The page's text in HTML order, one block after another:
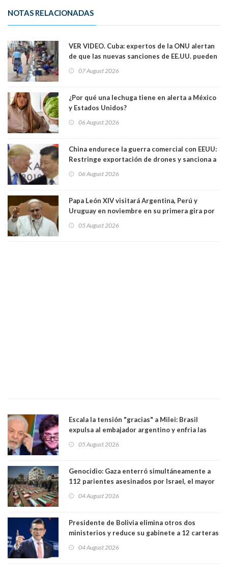
NOTAS RELACIONADAS
VER VIDEO. Cuba: expertos de la ONU alertan
de que las nuevas sanciones de EE.UU. pueden
07 August 2026
¿Por qué una lechuga tiene en alerta a México
y Estados Unidos?
06 August 2026
China endurece la guerra comercial con EEUU:
Restringe exportación de drones y sanciona a
06 August 2026
Papa León XIV visitará Argentina, Perú y
Uruguay en noviembre en su primera gira por
05 August 2026
Escala la tensión "gracias" a Milei: Brasil
expulsa al embajador argentino y enfria las
trasandino
05 August 2026
Genocidio: Gaza enterró simultáneamente a
112 parientes asesinados por Israel, el mayor
muertos figuran 44 niños y nueve ancianos
04 August 2026
Presidente de Bolivia elimina otros dos
ministerios y reduce su gabinete a 12 carteras
04 August 2026